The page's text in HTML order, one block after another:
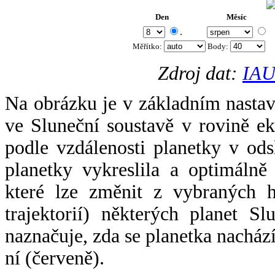
Den Měsíc
.
Měřítko: Body:
Zdroj dat:
Na obrázku je v základním
ve Sluneční soustavě v rovině
podle vzdálenosti planetky v
planetky vykreslila a
které lze změnit z vybraných
trajektorií) některých planet
naznačuje, zda se planetka
ní (červeně).